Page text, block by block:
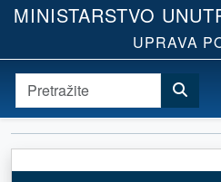
MINISTARSTVO
UPRAVA